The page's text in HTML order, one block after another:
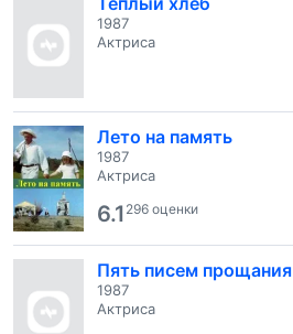
1987
Актриса
Лето на память
1987
Актриса
6.1 296 оценки
Пять писем прощания
1987
Актриса